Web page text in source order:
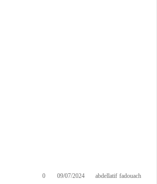
abdellatif fadouach
09/07/2024
0